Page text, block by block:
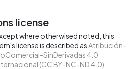
license
where otherwised noted, this
license is described asAtribución-
SinDerivadas 4.0
(CC BY-NC-ND 4.0)